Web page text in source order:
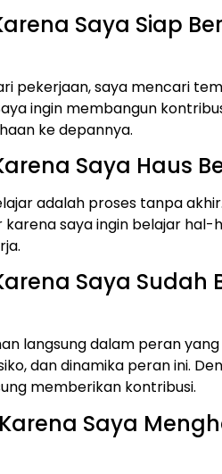
Saya Siap
pekerjaan, saya mencari
ingin membangun
ke depannya.
Saya Haus
adalah proses tanpa
saya ingin belajar
Saya
langsung dalam peran
dan dinamika peran ini.
memberikan kontribusi.
Karena Saya